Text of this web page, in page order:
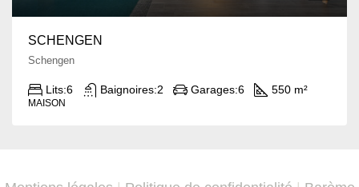
SCHENGEN
Schengen
Lits:6 Baignoires:2 Garages:6 550 m²
MAISON